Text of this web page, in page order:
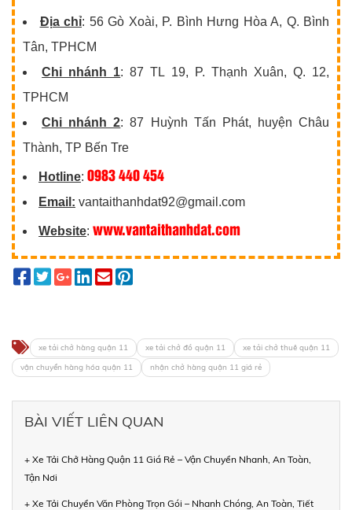
Địa chỉ: 56 Gò Xoài, P. Bình Hưng Hòa A, Q. Bình
Tân, TPHCM
Chi nhánh 1: 87 TL 19, P. Thạnh Xuân, Q. 12,
TPHCM
Chi nhánh 2: 87 Huỳnh Tấn Phát, huyện Châu
Thành, TP Bến Tre
Hotline: 0983 440 454
Email: vantaithanhdat92@gmail.com
Website: www.vantaithanhdat.com
xe tải chở hàng quận 11 xe tải chở đồ quận 11
xe tải chở thuê quận 11
vận chuyển hàng hóa quận 11
nhận chở hàng quận 11 giá rẻ
BÀI VIẾT LIÊN QUAN
+ Xe Tải Chở Hàng Quận 11 Giá Rẻ – Vận Chuyển Nhanh, An Toàn,
Tận Nơi
+ Xe Tải Chuyển Văn Phòng Trọn Gói – Nhanh Chóng, An Toàn, Tiết